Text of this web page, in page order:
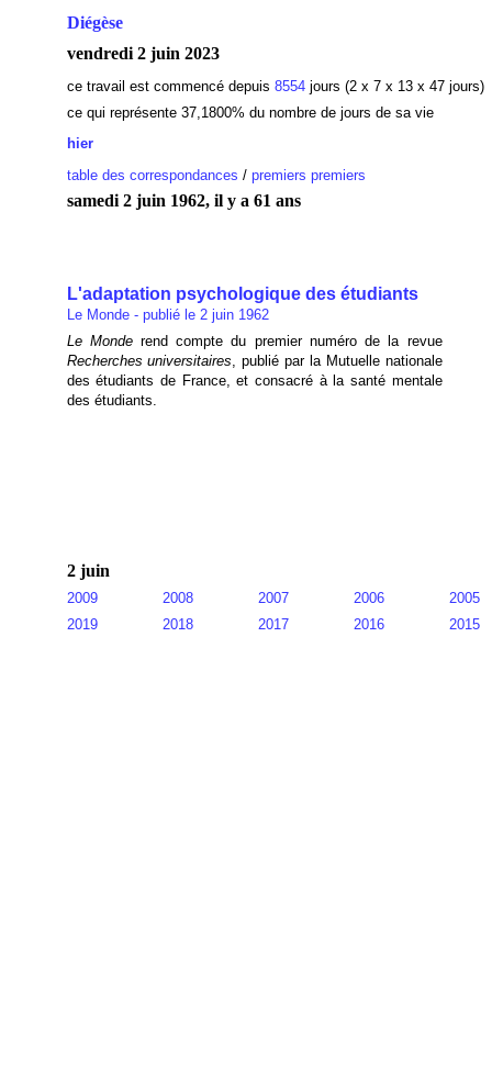
Diégèse
vendredi 2 juin 2023
ce travail est commencé depuis 8554jours (2 x 7 x 13 x 47 jours)
ce qui représente 37,1800% du nombre de jours de sa vie
hier
table des correspondances / premiers premiers
samedi 2 juin 1962, il y a 61 ans
L'adaptation psychologique des étudiants
Le Monde - publié le 2 juin 1962
Le Monde rend compte du premier numéro de la revue
Recherches universitaires, publié par la Mutuelle nationale
des étudiants de France, et consacré à la santé mentale
des étudiants.
2 juin
2009 2008 2007 2006
2005
2019
2018 2017 2016 2015